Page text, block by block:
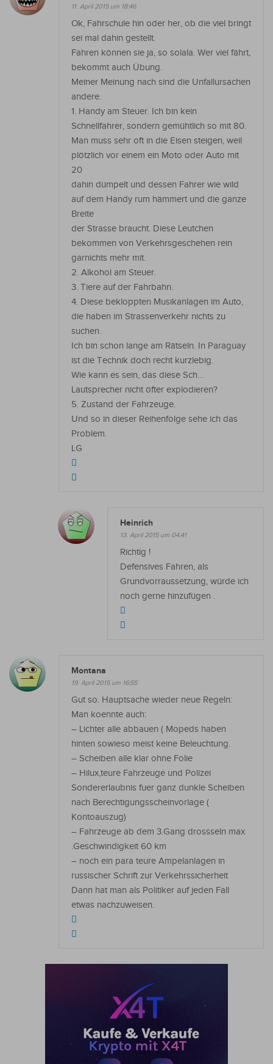
11. April 2015 um 18:46
Ok, Fahrschule hin oder her, ob die viel bringt
sei mal dahin gestellt.
Fahren können sie ja, so solala. Wer viel fährt,
bekommt auch Übung.
Meiner Meinung nach sind die Unfallursachen
andere.
1. Handy am Steuer. Ich bin kein
Schnellfahrer, sondern gemühtlich so mit 80.
Man muss sehr oft in die Eisen steigen, weil
plötzlich vor einem ein Moto oder Auto mit
20
dahin dümpelt und dessen Fahrer wie wild
auf dem Handy rum hämmert und die ganze
Breite
der Strasse braucht. Diese Leutchen
bekommen von Verkehrsgeschehen rein
garnichts mehr mit.
2. Alkohol am Steuer.
3. Tiere auf der Fahrbahn.
4. Diese bekloppten Musikanlagen im Auto,
die haben im Strassenverkehr nichts zu
suchen.
Ich bin schon lange am Rätseln. In Paraguay
ist die Technik doch recht kurzlebig.
Wie kann es sein, das diese Sch…
Lautsprecher nicht öfter explodieren?
5. Zustand der Fahrzeuge.
Und so in dieser Reihenfolge sehe ich das
Problem.
LG
Heinrich
13. April 2015 um 04:41
Richtig !
Defensives Fahren, als
Grundvorraussetzung, würde ich
noch gerne hinzufügen .
Montana
19. April 2015 um 16:55
Gut so. Hauptsache wieder neue Regeln:
Man koennte auch:
– Lichter alle abbauen ( Mopeds haben
hinten sowieso meist keine Beleuchtung.
– Scheiben alle klar ohne Folie
– Hilux,teure Fahrzeuge und Polizei
Sondererlaubnis fuer ganz dunkle Scheiben
nach Berechtigungsscheinvorlage (
Kontoauszug)
– Fahrzeuge ab dem 3.Gang drossseln max
.Geschwindigkeit 60 km
– noch ein para teure Ampelanlagen in
russischer Schrift zur Verkehrssicherheit
Dann hat man als Politiker auf jeden Fall
etwas nachzuweisen.